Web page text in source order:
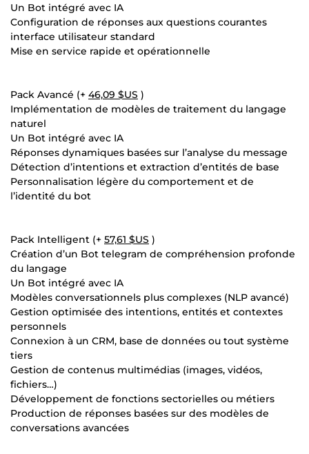
Un Bot intégré avec IA
Configuration de réponses aux questions courantes
interface utilisateur standard
Mise en service rapide et opérationnelle
Pack Avancé (+ 46,09 $US )
Implémentation de modèles de traitement du langage
naturel
Un Bot intégré avec IA
Réponses dynamiques basées sur l’analyse du message
Détection d’intentions et extraction d’entités de base
Personnalisation légère du comportement et de
l’identité du bot
Pack Intelligent (+ 57,61 $US )
Création d’un Bot telegram de compréhension profonde
du langage
Un Bot intégré avec IA
Modèles conversationnels plus complexes (NLP avancé)
Gestion optimisée des intentions, entités et contextes
personnels
Connexion à un CRM, base de données ou tout système
tiers
Gestion de contenus multimédias (images, vidéos,
fichiers…)
Développement de fonctions sectorielles ou métiers
Production de réponses basées sur des modèles de
conversations avancées